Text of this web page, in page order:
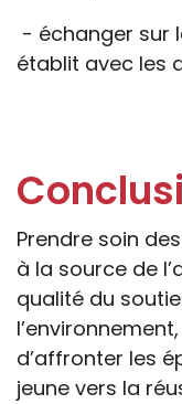
- échanger sur
établit avec les
Prendre soin
à la source de
qualité du
d’affronter les
jeune vers la